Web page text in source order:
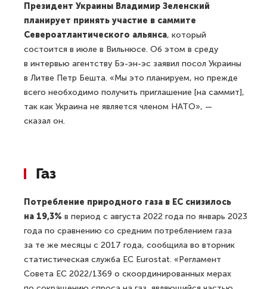
Президент Украины Владимир Зеленский
планирует принять участие в саммите
Североатлантического альянса, который
состоится в июле в Вильнюсе. Об этом в среду
в интервью агентству Бэ-эн-эс заявил посол Украины
в Литве Петр Бешта. «Мы это планируем, но прежде
всего необходимо получить приглашение [на саммит],
так как Украина не является членом НАТО», —
сказал он.
Газ
Потребление природного газа в ЕС снизилось
на 19,3% в период с августа 2022 года по январь 2023
года по сравнению со средним потреблением газа
за те же месяцы с 2017 года, сообщила во вторник
статистическая служба ЕС Eurostat. «Регламент
Совета ЕС 2022/1369 о скоординированных мерах